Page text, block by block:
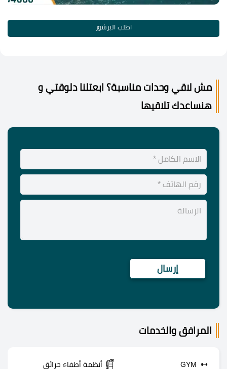
اطلب البرشور
مش لاقي وحدات مناسبة؟ ابعتلنا دلوقتي و
هنساعدك تلاقيها
المرافق والخدمات
GYM أنظمة أطفاء حرائق